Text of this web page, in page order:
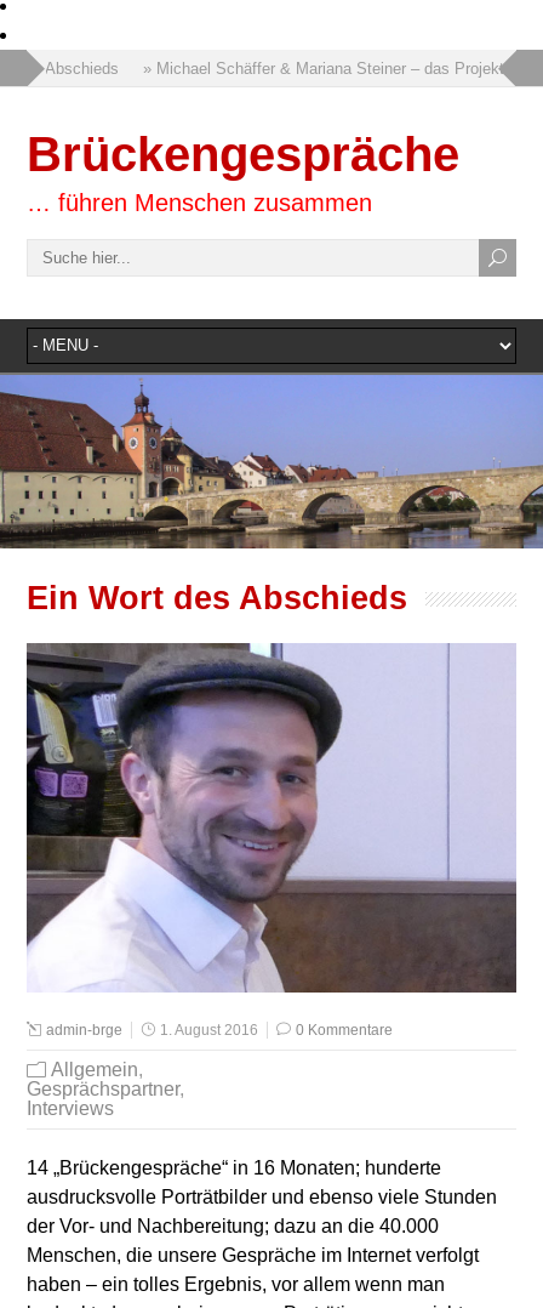
des Abschieds » Michael Schäffer & Mariana Steiner – das Projekt
Brückengespräche
… führen Menschen zusammen
Ein Wort des Abschieds
admin-brge 1. August 2016 0 Kommentare
Allgemein,
Gesprächspartner,
Interviews
14 „Brückengespräche“ in 16 Monaten; hunderte
ausdrucksvolle Porträtbilder und ebenso viele Stunden
der Vor- und Nachbereitung; dazu an die 40.000
Menschen, die unsere Gespräche im Internet verfolgt
haben – ein tolles Ergebnis, vor allem wenn man